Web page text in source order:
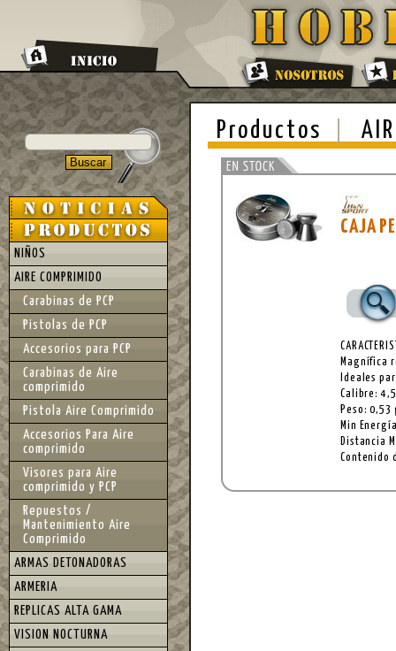
Productos
CAJA
Magnífica
Ideales
Calibre:
Peso:
Min
Distancia
Contenido
NIÑOS
AIRE COMPRIMIDO
Carabinas de PCP
Pistolas de PCP
Accesorios para PCP
Carabinas de Aire
comprimido
Pistola Aire Comprimido
Accesorios Para Aire
comprimido
Visores para Aire
comprimido y PCP
Repuestos /
Mantenimiento Aire
Comprimido
ARMAS DETONADORAS
ARMERIA
REPLICAS ALTA GAMA
VISION NOCTURNA